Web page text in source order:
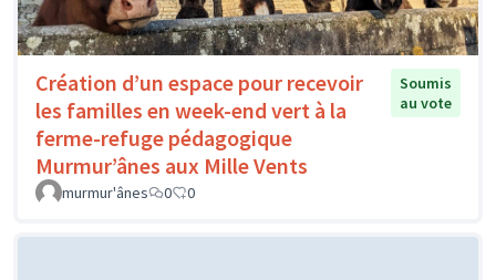
Création d’un espace pour recevoir
les familles en week-end vert à la
ferme-refuge pédagogique
Murmur’ânes aux Mille Vents
Soumis
au vote
murmur'ânes 0 0